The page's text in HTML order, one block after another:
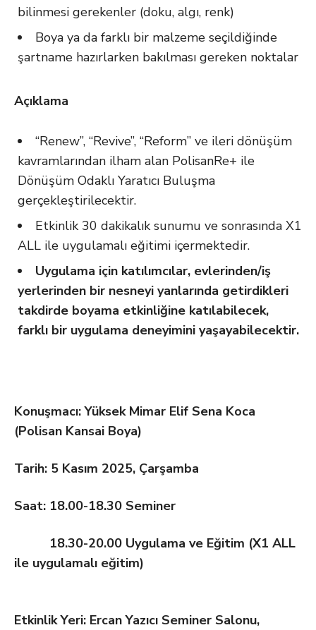
bilinmesi gerekenler (doku, algı, renk)
Boya ya da farklı bir malzeme seçildiğinde
şartname hazırlarken bakılması gereken noktalar
Açıklama
“Renew”, “Revive”, “Reform” ve ileri dönüşüm
kavramlarından ilham alan PolisanRe+ ile
Dönüşüm Odaklı Yaratıcı Buluşma
gerçekleştirilecektir.
Etkinlik 30 dakikalık sunumu ve sonrasında X1
ALL ile uygulamalı eğitimi içermektedir.
Uygulama için katılımcılar, evlerinden/iş
yerlerinden bir nesneyi yanlarında getirdikleri
takdirde boyama etkinliğine katılabilecek,
farklı bir uygulama deneyimini yaşayabilecektir.
Konuşmacı: Yüksek Mimar Elif Sena Koca
(Polisan Kansai Boya)
Tarih: 5 Kasım 2025, Çarşamba
Saat: 18.00-18.30 Seminer
18.30-20.00 Uygulama ve Eğitim (X1 ALL
ile uygulamalı eğitim)
Etkinlik Yeri: Ercan Yazıcı Seminer Salonu,